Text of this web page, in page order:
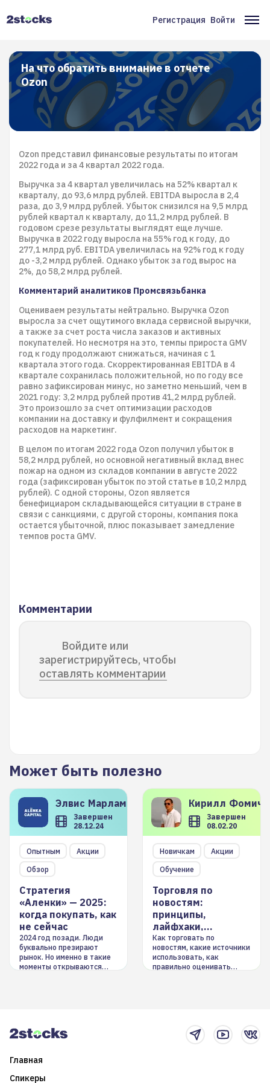
Меню
учётной
записи
пользователя
Регистрация Войти
На что обратить внимание в отчете
Ozon
Ozon представил финансовые результаты по итогам
2022 года и за 4 квартал 2022 года.
Выручка за 4 квартал увеличилась на 52% квартал к
кварталу, до 93,6 млрд рублей. EBITDA выросла в 2,4
раза, до 3,9 млрд рублей. Убыток снизился на 9,5 млрд
рублей квартал к кварталу, до 11,2 млрд рублей. В
годовом срезе результаты выглядят еще лучше.
Выручка в 2022 году выросла на 55% год к году, до
277,1 млрд руб. EBITDA увеличилась на 92% год к году
до -3,2 млрд рублей. Однако убыток за год вырос на
2%, до 58,2 млрд рублей.
Комментарий аналитиков Промсвязьбанка
Оцениваем результаты нейтрально. Выручка Ozon
выросла за счет ощутимого вклада сервисной выручки,
а также за счет роста числа заказов и активных
покупателей. Но несмотря на это, темпы прироста GMV
год к году продолжают снижаться, начиная с 1
квартала этого года. Скорректированная EBITDA в 4
квартале сохранилась положительной, но по году все
равно зафиксирован минус, но заметно меньший, чем в
2021 году: 3,2 млрд рублей против 41,2 млрд рублей.
Это произошло за счет оптимизации расходов
компании на доставку и фулфилмент и сокращения
расходов на маркетинг.
В целом по итогам 2022 года Ozon получил убыток в
58,2 млрд рублей, но основной негативный вклад внес
пожар на одном из складов компании в августе 2022
года (зафиксирован убыток по этой статье в 10,2 млрд
рублей). С одной стороны, Ozon является
бенефициаром складывающейся ситуации в стране в
связи с санкциями, с другой стороны, компания пока
остается убыточной, плюс показывает замедление
темпов роста GMV.
Комментарии
Войдите или
зарегистрируйтесь, чтобы
оставлять комментарии
Может быть полезно
Элвис Марламов
Завершен
28.12.24
Опытным
Акции
Обзор
Стратегия
«Аленки» — 2025:
когда покупать, как
не сейчас
2024 год позади. Люди
буквально презирают
рынок. Но именно в такие
моменты открываются
Кирилл
Завершен
08.02.20
Новичкам
Акции
Обучение
Торговля по
новостям:
принципы,
лайфхаки,
инструменты
Как торговать по
новостям, какие источники
использовать, как
правильно оценивать
Главная
Спикеры